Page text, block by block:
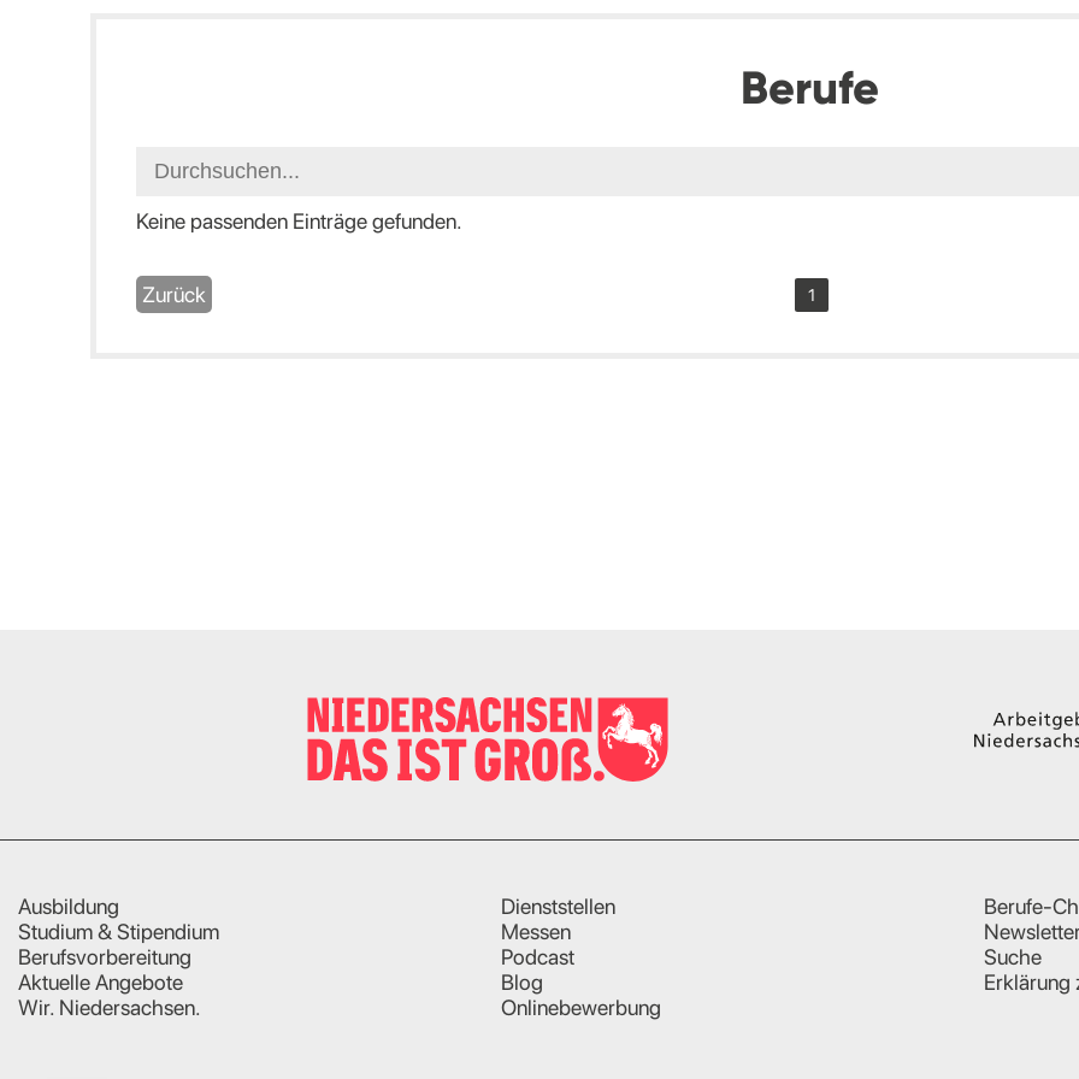
Berufe
Keine passenden Einträge gefunden.
Zurück 1
Ausbildung
Studium & Stipendium
Berufsvorbereitung
Aktuelle Angebote
Wir. Niedersachsen.
Dienststellen
Messen
Podcast
Blog
Onlinebewerbung
Berufe-
Suche
Erklärung